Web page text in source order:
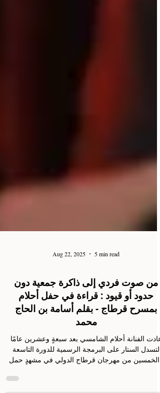
Aug 22, 2025 5 min read
من صوت فردي إلى ذاكرة جمعية دون
حدود أو قيود : قراءة في حفل أحلام
بمسرح قرطاج - بقلم أسامة بن الحاج
محمد
لتسدل الستار على البرمجة الرسمية للدورة التاسعة